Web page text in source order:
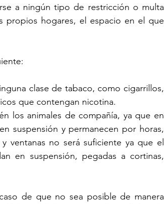
a ningún tipo de restricción o multa
propios hogares, el espacio en el que
clase de tabaco, como cigarrillos,
que contengan nicotina.
los animales de compañía, ya que en
suspensión y permanecen por horas,
ventanas no será suficiente ya que el
en suspensión, pegadas a cortinas,
de que no sea posible de manera